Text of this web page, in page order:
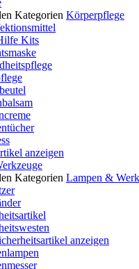
Kategorien Körperpflege
Kits
anzeigen
Kategorien Lampen &
anzeigen